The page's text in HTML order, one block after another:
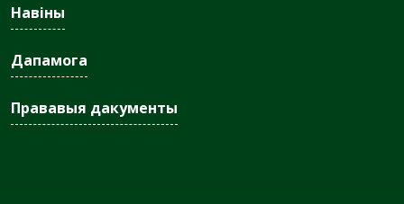
Навіны
Дапамога
Прававыя дакументы